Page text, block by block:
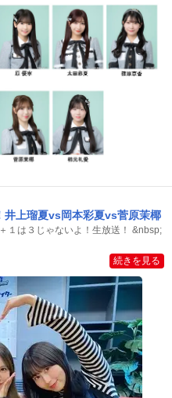
上瑠夏vs岡本彩夏vs菅原茉椰
は３じゃないよ！生放送！ &nbsp;
続きを見る